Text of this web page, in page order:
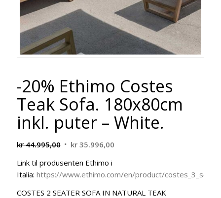
-20% Ethimo Costes
Teak Sofa. 180x80cm
inkl. puter – White.
kr44.995,00 Opprinnelig
var:
kr 44.995,00.
kr35.996,00Nåværende
kr 35.996,00.
Link til produsenten Ethimo i
Italia: https://www.ethimo.com/en/product/
COSTES 2 SEATER SOFA IN NATURAL TEAK